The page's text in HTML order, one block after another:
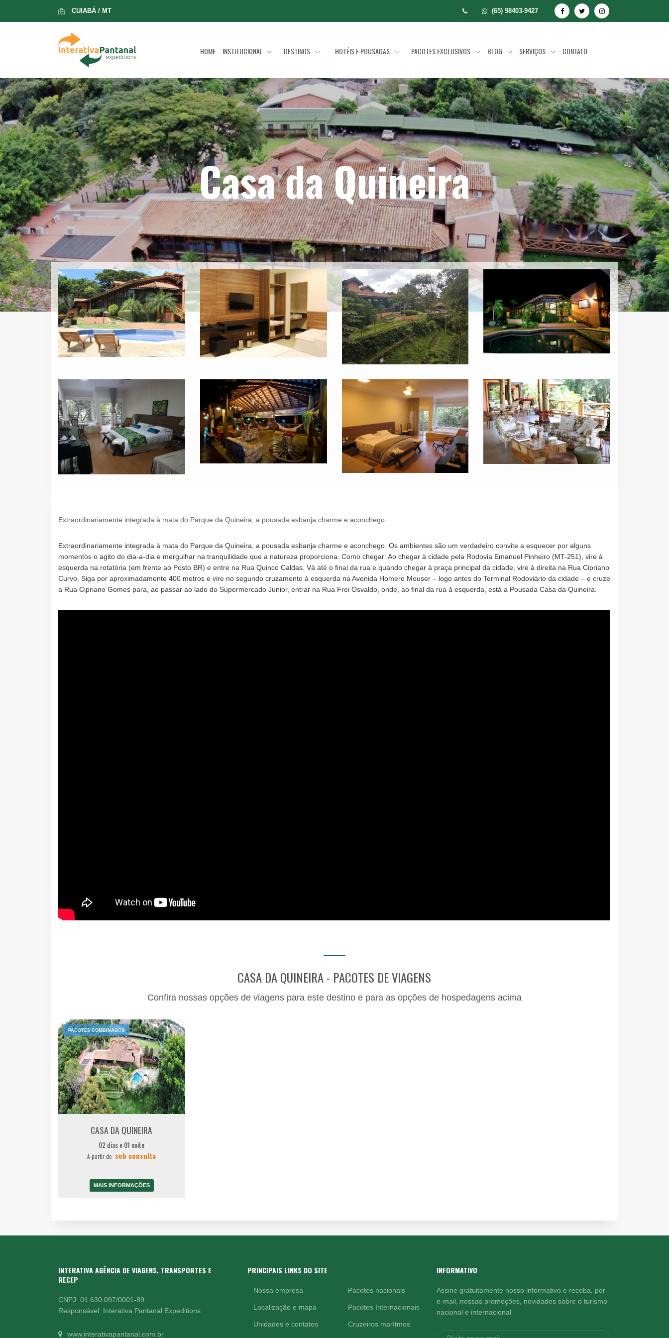
CUIABÁ / MT (65) 98403-9427
HOME INSTITUCIONAL DESTINOS HOTÉIS E POUSADAS PACOTES EXCLUSIVOS BLOG SERVIÇOS CONTATO
Casa da Quineira
Extraordinariamente integrada à mata do Parque da Quineira, a pousada esbanja charme e aconchego.
Extraordinariamente integrada à mata do Parque da Quineira, a pousada esbanja charme e aconchego. Os ambientes são um verdadeiro convite a esquecer por alguns
momentos o agito do dia-a-dia e mergulhar na tranquilidade que a natureza proporciona. Como chegar: Ao chegar à cidade pela Rodovia Emanuel Pinheiro (MT-251), vire à
esquerda na rotatória (em frente ao Posto BR) e entre na Rua Quinco Caldas. Vá até o final da rua e quando chegar à praça principal da cidade, vire à direita na Rua Cipriano
Curvo. Siga por aproximadamente 400 metros e vire no segundo cruzamento à esquerda na Avenida Homero Mouser – logo antes do Terminal Rodoviário da cidade – e cruze
a Rua Cipriano Gomes para, ao passar ao lado do Supermercado Junior, entrar na Rua Frei Osvaldo, onde, ao final da rua à esquerda, está a Pousada Casa da Quineira.
CASA DA QUINEIRA - PACOTES DE VIAGENS
Confira nossas opções de viagens para este destino e para as opções de hospedagens acima
PACOTES COMBINADOS
CASA DA QUINEIRA
02 dias e 01 noite
A partir de: sob consulta
MAIS INFORMAÇÕES
INTERATIVA AGÊNCIA DE VIAGENS, TRANSPORTES E
RECEP
CNPJ: 01.630.097/0001-89
Responsável: Interativa Pantanal Expeditions
www.interativapantanal.com.br
PRINCIPAIS LINKS DO SITE
Nossa empresa
Localização e mapa
Unidades e contatos
Pacotes nacionais
Pacotes Internacionais
Cruzeiros marítmos
INFORMATIVO
Assine gratuitamente nosso informativo e receba, por
e-mail, nossas promoções, novidades sobre o turismo
nacional e internacional